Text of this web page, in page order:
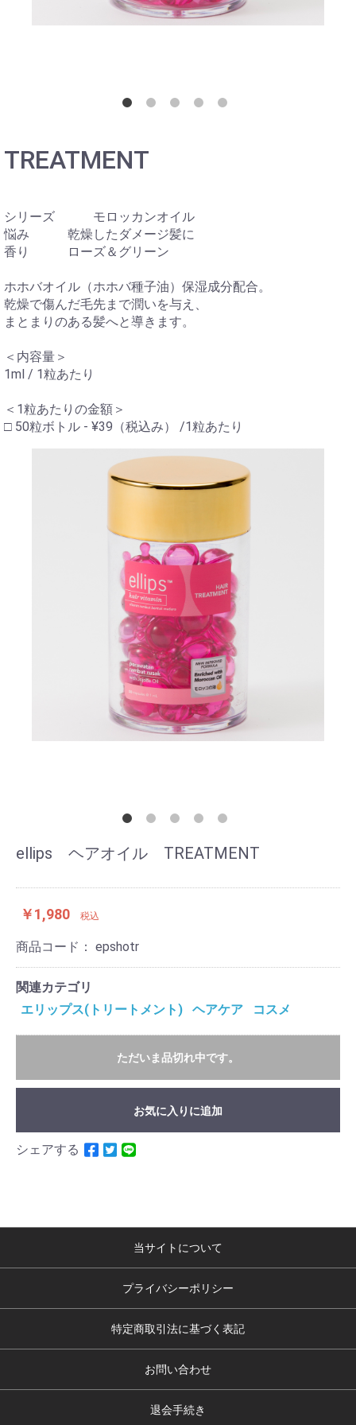
TREATMENT
シリーズ モロッカンオイル
悩み 乾燥したダメージ髪に
香り ローズ＆グリーン
ホホバオイル（ホホバ種子油）保湿成分配合。
乾燥で傷んだ毛先まで潤いを与え、
まとまりのある髪へと導きます。
＜内容量＞
1ml / 1粒あたり
＜1粒あたりの金額＞
□ 50粒ボトル - ¥39（税込み） /1粒あたり
ellips ヘアオイル TREATMENT
￥1,980 税込
商品コード： epshotr
関連カテゴリ
エリップス(トリートメント)
ヘアケア コスメ
ただいま品切れ中です。
お気に入りに追加
シェアする
当サイトについて
プライバシーポリシー
特定商取引法に基づく表記
お問い合わせ
退会手続き